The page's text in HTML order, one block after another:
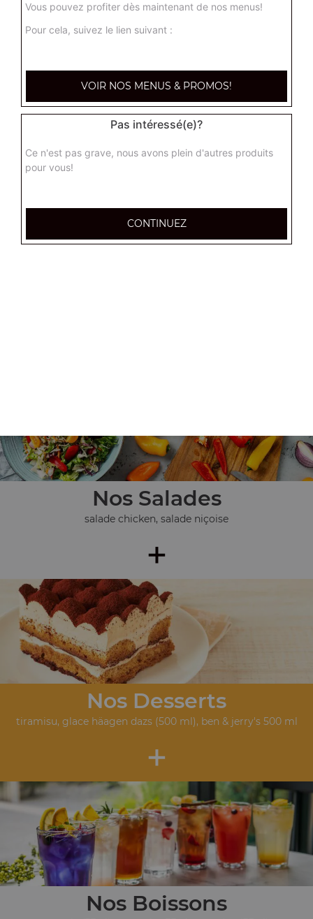
tarte flambée normal, tarte flambée forestière, tarte
+
Nos Salades
salade chicken, salade niçoise
+
Nos Desserts
tiramisu, glace häagen dazs (500 ml), ben & jerry's 500 ml
+
Nos Boissons
Vous pouvez profiter dès maintenant de nos menus!
Pour cela, suivez le lien suivant :
VOIR NOS MENUS & PROMOS!
Pas intéressé(e)?
Ce n'est pas grave, nous avons plein d'autres produits
pour vous!
CONTINUEZ